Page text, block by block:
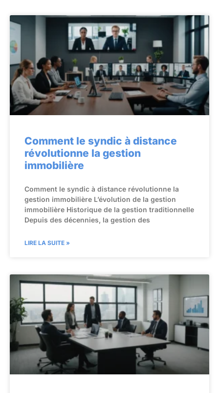
Comment le syndic à distance
révolutionne la gestion
immobilière
Comment le syndic à distance révolutionne la
gestion immobilière L’évolution de la gestion
immobilière Historique de la gestion traditionnelle
Depuis des décennies, la gestion des
LIRE LA SUITE »